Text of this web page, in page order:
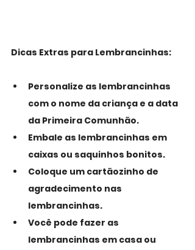
Dicas Extras para Lembrancinhas:
Personalize as lembrancinhas
com o nome da criança e a data
da Primeira Comunhão.
Embale as lembrancinhas em
caixas ou saquinhos bonitos.
Coloque um cartãozinho de
agradecimento nas
lembrancinhas.
Você pode fazer as
lembrancinhas em casa ou